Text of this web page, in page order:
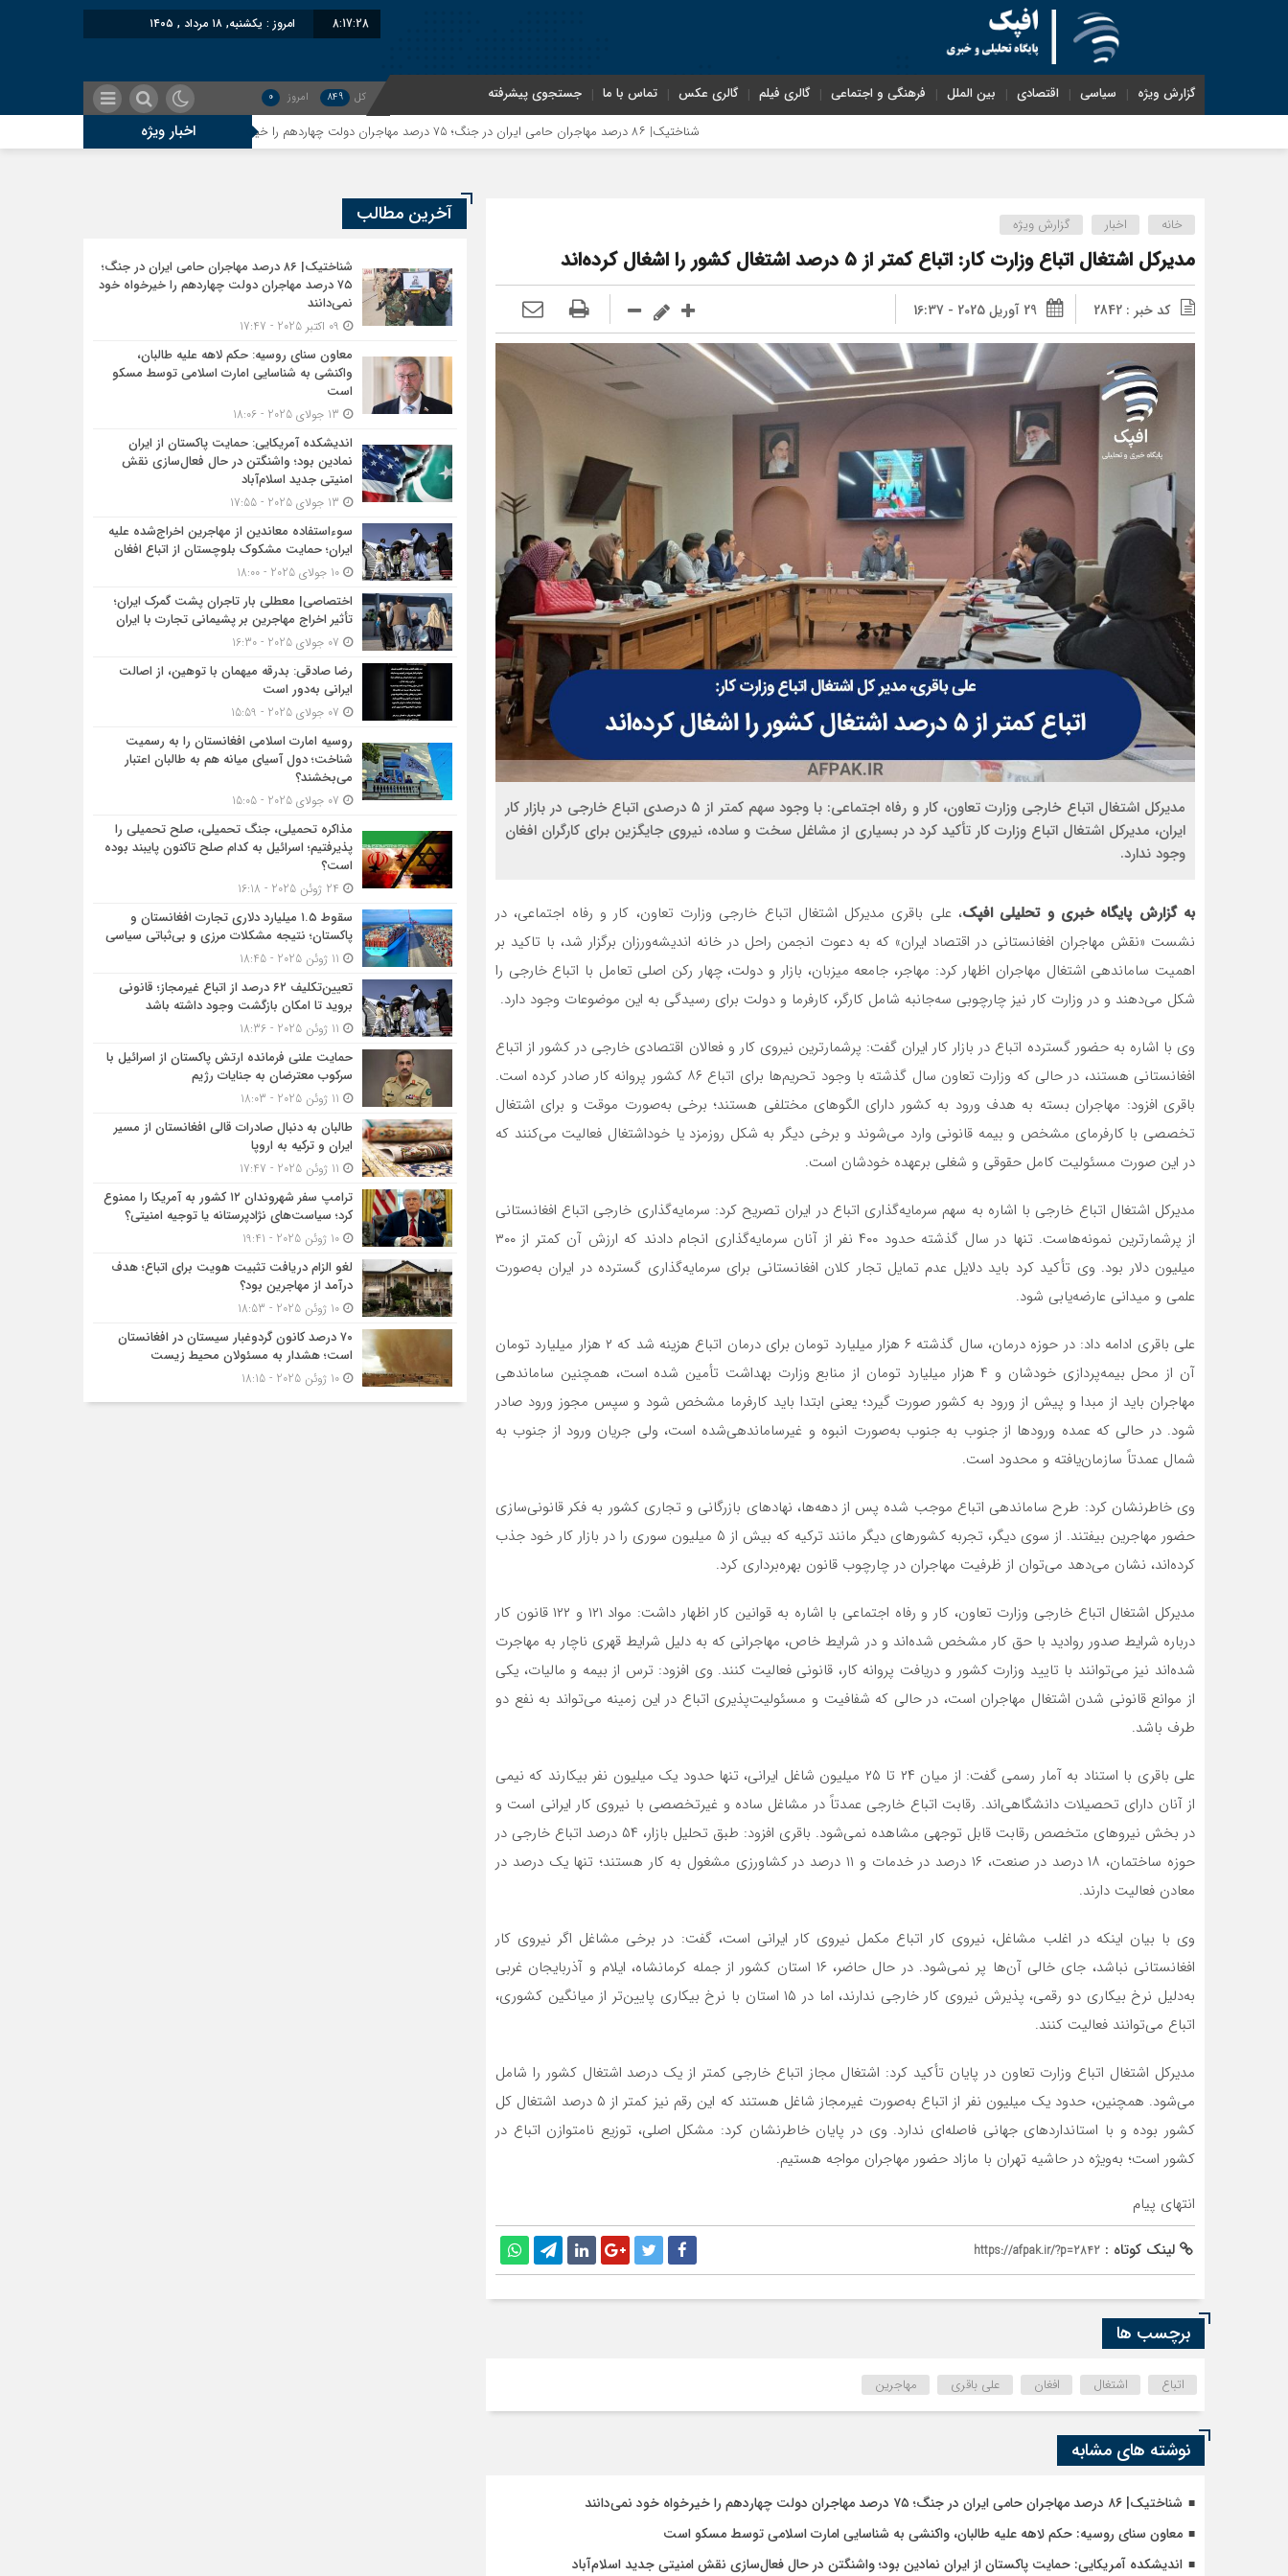
8:17:28 امروز : یکشنبه, ۱۸ مرداد , ۱۴۰۵
گزارش ویژه سیاسی اقتصادی بین الملل فرهنگی و اجتماعی گالری فیلم گالری عکس تماس با ما جستجوی پیشرفته کل 849 امروز 0
اخبار ویژه
معاون سنای روسیه: حکم لاهه علیه
خانه اخبار گزارش ویژه
مدیرکل اشتغال اتباع وزارت کار: اتباع کمتر از ۵ درصد اشتغال کشور را اشغال کرده‌اند
کد خبر : 2842 29 آوریل 2025 - 16:37
مدیرکل اشتغال اتباع خارجی وزارت تعاون، کار و رفاه اجتماعی: با وجود سهم کمتر از ۵ درصدی اتباع خارجی در بازار کار
ایران، مدیرکل اشتغال اتباع وزارت کار تأکید کرد در بسیاری از مشاغل سخت و ساده، نیروی جایگزین برای کارگران افغان
وجود ندارد.
به گزارش پایگاه خبری و تحلیلی افپک، علی باقری مدیرکل اشتغال اتباع خارجی وزارت تعاون، کار و رفاه اجتماعی، در
نشست «نقش مهاجران افغانستانی در اقتصاد ایران» که به دعوت انجمن راحل در خانه اندیشه‌ورزان برگزار شد، با تاکید بر
اهمیت ساماندهی اشتغال مهاجران اظهار کرد: مهاجر، جامعه میزبان، بازار و دولت، چهار رکن اصلی تعامل با اتباع خارجی را
شکل می‌دهند و در وزارت کار نیز چارچوبی سه‌جانبه شامل کارگر، کارفرما و دولت برای رسیدگی به این موضوعات وجود دارد.
وی با اشاره به حضور گسترده اتباع در بازار کار ایران گفت: پرشمارترین نیروی کار و فعالان اقتصادی خارجی در کشور از اتباع
افغانستانی هستند، در حالی که وزارت تعاون سال گذشته با وجود تحریم‌ها برای اتباع ۸۶ کشور پروانه کار صادر کرده است.
باقری افزود: مهاجران بسته به هدف ورود به کشور دارای الگوهای مختلفی هستند؛ برخی به‌صورت موقت و برای اشتغال
تخصصی با کارفرمای مشخص و بیمه قانونی وارد می‌شوند و برخی دیگر به شکل روزمزد یا خوداشتغال فعالیت می‌کنند که
در این صورت مسئولیت کامل حقوقی و شغلی برعهده خودشان است.
مدیرکل اشتغال اتباع خارجی با اشاره به سهم سرمایه‌گذاری اتباع در ایران تصریح کرد: سرمایه‌گذاری خارجی اتباع افغانستانی
از پرشمارترین نمونه‌هاست. تنها در سال گذشته حدود ۴۰۰ نفر از آنان سرمایه‌گذاری انجام دادند که ارزش آن کمتر از ۳۰۰
میلیون دلار بود. وی تأکید کرد باید دلایل عدم تمایل تجار کلان افغانستانی برای سرمایه‌گذاری گسترده در ایران به‌صورت
علمی و میدانی عارضه‌یابی شود.
علی باقری ادامه داد: در حوزه درمان، سال گذشته ۶ هزار میلیارد تومان برای درمان اتباع هزینه شد که ۲ هزار میلیارد تومان
آن از محل بیمه‌پردازی خودشان و ۴ هزار میلیارد تومان از منابع وزارت بهداشت تأمین شده است، همچنین ساماندهی
مهاجران باید از مبدا و پیش از ورود به کشور صورت گیرد؛ یعنی ابتدا باید کارفرما مشخص شود و سپس مجوز ورود صادر
شود. در حالی که عمده ورودها از جنوب به جنوب به‌صورت انبوه و غیرساماندهی‌شده است، ولی جریان ورود از جنوب به
شمال عمدتاً سازمان‌یافته و محدود است.
وی خاطرنشان کرد: طرح ساماندهی اتباع موجب شده پس از دهه‌ها، نهادهای بازرگانی و تجاری کشور به فکر قانونی‌سازی
حضور مهاجرین بیفتند. از سوی دیگر، تجربه کشورهای دیگر مانند ترکیه که بیش از ۵ میلیون سوری را در بازار کار خود جذب
کرده‌اند، نشان می‌دهد می‌توان از ظرفیت مهاجران در چارچوب قانون بهره‌برداری کرد.
مدیرکل اشتغال اتباع خارجی وزارت تعاون، کار و رفاه اجتماعی با اشاره به قوانین کار اظهار داشت: مواد ۱۲۱ و ۱۲۲ قانون کار
درباره شرایط صدور روادید با حق کار مشخص شده‌اند و در شرایط خاص، مهاجرانی که به دلیل شرایط قهری ناچار به مهاجرت
شده‌اند نیز می‌توانند با تایید وزارت کشور و دریافت پروانه کار، قانونی فعالیت کنند. وی افزود: ترس از بیمه و مالیات، یکی
از موانع قانونی شدن اشتغال مهاجران است، در حالی که شفافیت و مسئولیت‌پذیری اتباع در این زمینه می‌تواند به نفع دو
طرف باشد.
علی باقری با استناد به آمار رسمی گفت: از میان ۲۴ تا ۲۵ میلیون شاغل ایرانی، تنها حدود یک میلیون نفر بیکارند که نیمی
از آنان دارای تحصیلات دانشگاهی‌اند. رقابت اتباع خارجی عمدتاً در مشاغل ساده و غیرتخصصی با نیروی کار ایرانی است و
در بخش نیروهای متخصص رقابت قابل توجهی مشاهده نمی‌شود. باقری افزود: طبق تحلیل بازار، ۵۴ درصد اتباع خارجی در
حوزه ساختمان، ۱۸ درصد در صنعت، ۱۶ درصد در خدمات و ۱۱ درصد در کشاورزی مشغول به کار هستند؛ تنها یک درصد در
معادن فعالیت دارند.
وی با بیان اینکه در اغلب مشاغل، نیروی کار اتباع مکمل نیروی کار ایرانی است، گفت: در برخی مشاغل اگر نیروی کار
افغانستانی نباشد، جای خالی آن‌ها پر نمی‌شود. در حال حاضر، ۱۶ استان کشور از جمله کرمانشاه، ایلام و آذربایجان غربی
به‌دلیل نرخ بیکاری دو رقمی، پذیرش نیروی کار خارجی ندارند، اما در ۱۵ استان با نرخ بیکاری پایین‌تر از میانگین کشوری،
اتباع می‌توانند فعالیت کنند.
مدیرکل اشتغال اتباع وزارت تعاون در پایان تأکید کرد: اشتغال مجاز اتباع خارجی کمتر از یک درصد اشتغال کشور را شامل
می‌شود. همچنین، حدود یک میلیون نفر از اتباع به‌صورت غیرمجاز شاغل هستند که این رقم نیز کمتر از ۵ درصد اشتغال کل
کشور بوده و با استانداردهای جهانی فاصله‌ای ندارد. وی در پایان خاطرنشان کرد: مشکل اصلی، توزیع نامتوازن اتباع در
کشور است؛ به‌ویژه در حاشیه تهران با مازاد حضور مهاجران مواجه هستیم.
انتهای پیام
لینک کوتاه : https://afpak.ir/?p=2842
برچسب ها
اتباع اشتغال افغان علی باقری مهاجرین
نوشته های مشابه
شناختیک| ۸۶ درصد مهاجران حامی ایران در جنگ؛ ۷۵ درصد مهاجران دولت چهاردهم را خیرخواه خود نمی‌دانند
معاون سنای روسیه: حکم لاهه علیه طالبان، واکنشی به شناسایی امارت اسلامی توسط مسکو است
اندیشکده آمریکایی: حمایت پاکستان از ایران نمادین بود؛ واشنگتن در حال فعال‌سازی نقش امنیتی جدید اسلام‌آباد
آخرین مطالب
شناختیک| ۸۶ درصد مهاجران حامی ایران در جنگ؛
۷۵ درصد مهاجران دولت چهاردهم را خیرخواه خود
نمی‌دانند
معاون سنای روسیه: حکم لاهه علیه طالبان،
واکنشی به شناسایی امارت اسلامی توسط مسکو
است
اندیشکده آمریکایی: حمایت پاکستان از ایران
نمادین بود؛ واشنگتن در حال فعال‌سازی نقش
امنیتی جدید اسلام‌آباد
سوءاستفاده معاندین از مهاجرین اخراج‌شده علیه
ایران؛ حمایت مشکوک بلوچستان از اتباع افغان
10 جولای 2025 - 18:00
اختصاصی| معطلی بار تاجران پشت گمرک ایران؛
تأثیر اخراج مهاجرین بر پشیمانی تجارت با ایران
رضا صادقی: بدرقه میهمان با توهین، از اصالت
ایرانی به‌دور است
روسیه امارت اسلامی افغانستان را به رسمیت
شناخت؛ دول آسیای میانه هم به طالبان اعتبار
می‎‌بخشند؟
مذاکره تحمیلی، جنگ تحمیلی، صلح تحمیلی را
پذیرفتیم؛ اسرائیل به کدام صلح تاکنون پایبند بوده
است؟
سقوط ۱.۵ میلیارد دلاری تجارت افغانستان و
پاکستان؛ نتیجه مشکلات مرزی و بی‌ثباتی سیاسی
تعیین‌تکلیف ۶۲ درصد از اتباع غیرمجاز؛ قانونی
بروید تا امکان بازگشت وجود داشته باشد
حمایت علنی فرمانده ارتش پاکستان از اسرائیل با
سرکوب معترضان به جنایات رژیم
طالبان به دنبال صادرات قالی افغانستان از مسیر
ایران و ترکیه به اروپا
ترامپ سفر شهروندان ۱۲ کشور به آمریکا را ممنوع
کرد؛ سیاست‌های نژادپرستانه یا توجیه امنیتی؟
10 ژوئن 2025 - 19:41
لغو الزام دریافت تثبیت هویت برای اتباع؛ هدف
درآمد از مهاجرین بود؟
10 ژوئن 2025 - 18:53
۷۰ درصد کانون گردوغبار سیستان در افغانستان
است؛ هشدار به مسئولان محیط زیست
10 ژوئن 2025 - 18:15